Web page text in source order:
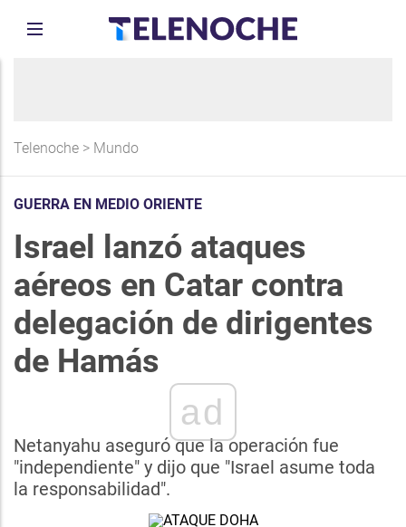
Telenoche > Mundo
GUERRA EN MEDIO ORIENTE
Israel lanzó ataques
aéreos en Catar contra
delegación de dirigentes
de Hamás
ad
Netanyahu aseguró que la operación fue
"independiente" y dijo que "Israel asume toda
la responsabilidad".